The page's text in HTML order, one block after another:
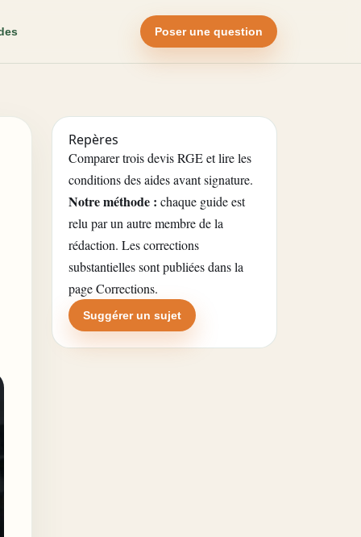
Poser une question
Repères
Comparer trois devis RGE et lire les
conditions des aides avant signature.
Notre méthode : chaque guide est
relu par un autre membre de la
rédaction. Les corrections
substantielles sont publiées dans la
page Corrections.
Suggérer un sujet